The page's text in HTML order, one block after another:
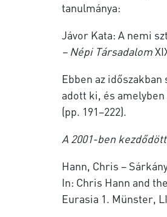
tanulmánya:
Jávor Kata: A nemi
– Népi Társadalom
Ebben az
adott ki, és
(pp. 191–222).
A 2001-ben
Hann, Chris –
In: Chris Hann and
Eurasia 1. Münster,